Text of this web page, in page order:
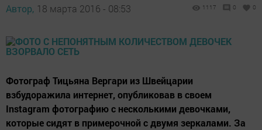
Автор, 18 марта 2016 - 08:53 1117 0 0
Фотограф Тицьяна Вергари из Швейцарии
взбудоражила интернет, опубликовав в своем
Instagram фотографию с несколькими девочками,
которые сидят в примерочной с двумя зеркалами. За